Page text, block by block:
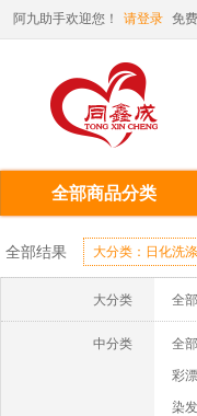
阿九助手欢迎您！ 请登录 免
全部商品分类
全部结果 大分类：日化洗涤
大分类 全部
中分类 全部
彩漂
染